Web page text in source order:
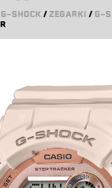
SHOCK / ZEGARKI / G-